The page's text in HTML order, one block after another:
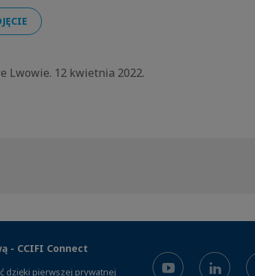
Lwowie. 12 kwietnia 2022.
- CCIFI Connect
dzięki pierwszej prywatnej